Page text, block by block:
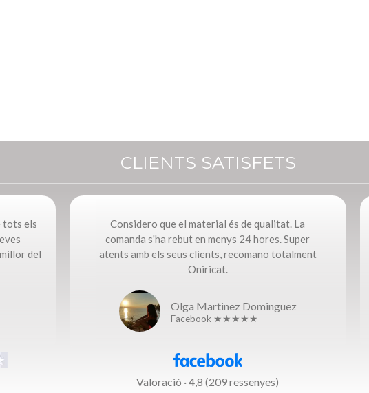
CLIENTS SATISFETS
tots els
del
Considero que el material és de qualitat. La
comanda s'ha rebut en menys 24 hores. Super
atents amb els seus clients, recomano totalment
Oniricat.
Olga Martinez Dominguez
Facebook ★★★★★
Valoració · 4,8 (209 ressenyes)